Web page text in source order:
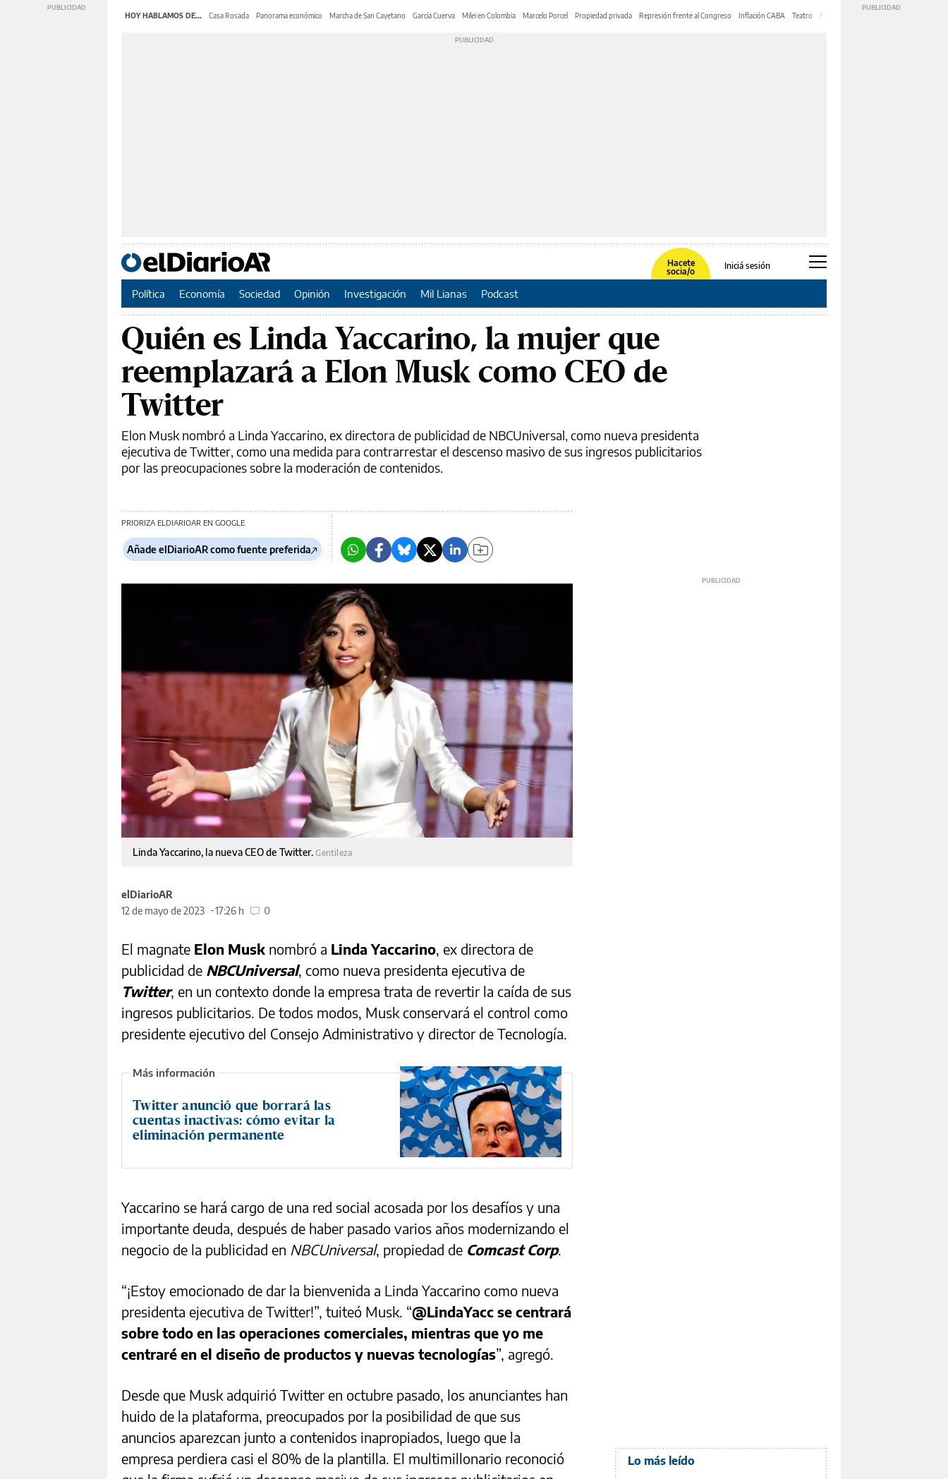
HOY HABLAMOS DE... Casa Rosada Panorama económico Marcha de San Cayetano García Cuerva Milei en Colombia Marcelo Porcel Propiedad privada Represión frente al Congreso Inflación CABA Teatro Feria de Editores
Hacete
socia/o
Iniciá sesión
Política Economía Sociedad Opinión Investigación Mil Lianas Podcast
Quién es Linda Yaccarino, la mujer que
reemplazará a Elon Musk como CEO de
Twitter
Elon Musk nombró a Linda Yaccarino, ex directora de publicidad de NBCUniversal, como nueva presidenta
ejecutiva de Twitter, como una medida para contrarrestar el descenso masivo de sus ingresos publicitarios
por las preocupaciones sobre la moderación de contenidos.
PRIORIZA ELDIARIOAR EN GOOGLE
Añade elDiarioAR como fuente preferida
Linda Yaccarino, la nueva CEO de Twitter.Gentileza
elDiarioAR
12 de mayo de 2023
17:26 h 0
El magnate Elon Musk nombró a Linda Yaccarino, ex directora de
publicidad de NBCUniversal, como nueva presidenta ejecutiva de
Twitter, en un contexto donde la empresa trata de revertir la caída de sus
ingresos publicitarios. De todos modos, Musk conservará el control como
presidente ejecutivo del Consejo Administrativo y director de Tecnología.
Twitter anunció que borrará las
cuentas inactivas: cómo evitar la
eliminación permanente
Yaccarino se hará cargo de una red social acosada por los desafíos y una
importante deuda, después de haber pasado varios años modernizando el
negocio de la publicidad en NBCUniversal, propiedad de Comcast Corp.
“¡Estoy emocionado de dar la bienvenida a Linda Yaccarino como nueva
presidenta ejecutiva de Twitter!”, tuiteó Musk. “@LindaYacc se centrará
sobre todo en las operaciones comerciales, mientras que yo me
centraré en el diseño de productos y nuevas tecnologías”, agregó.
Desde que Musk adquirió Twitter en octubre pasado, los anunciantes han
huido de la plataforma, preocupados por la posibilidad de que sus
anuncios aparezcan junto a contenidos inapropiados, luego que la
empresa perdiera casi el 80% de la plantilla. El multimillonario reconoció
Lo más leído